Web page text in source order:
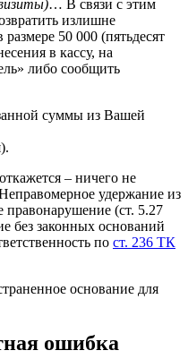
… В связи с этим
излишне
50 000 (пятьдесят
в кассу, на
либо сообщить
суммы из Вашей
– ничего не
удержание из
правонарушение (ст. 5.27
без законных оснований
по ст. 236 ТК
основание для
ошибка